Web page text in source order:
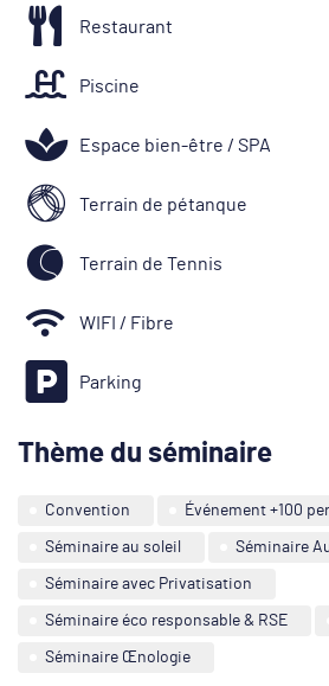
Restaurant
Piscine
Espace bien-être / SPA
Terrain de pétanque
Terrain de Tennis
WIFI / Fibre
Parking
Thème du séminaire
Convention Événement +100
Séminaire au soleil Séminaire
Séminaire avec Privatisation
Séminaire éco responsable & RSE
Séminaire Œnologie